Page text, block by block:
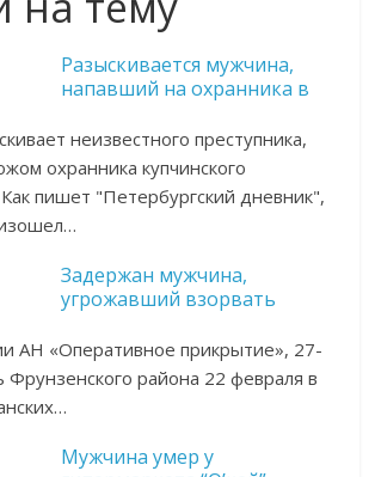
Разыскивается мужчина,
напавший на охранника в
неизвестного преступника,
охранника купчинского
пишет "Петербургский дневник",
Задержан мужчина,
угрожавший взорвать
АН «Оперативное прикрытие», 27-
Фрунзенского района 22 февраля в
Мужчина умер у